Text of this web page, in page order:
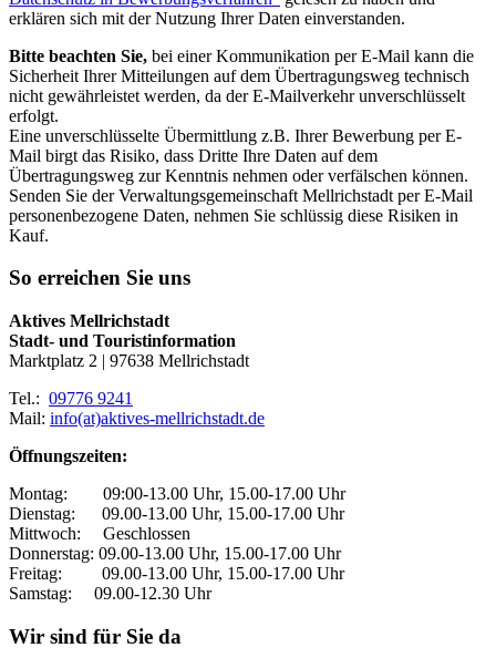
erklären sich mit der Nutzung Ihrer Daten einverstanden.
Bitte beachten Sie, bei einer Kommunikation per E-Mail kann die
Sicherheit Ihrer Mitteilungen auf dem Übertragungsweg technisch
nicht gewährleistet werden, da der E-Mailverkehr unverschlüsselt
erfolgt.
Eine unverschlüsselte Übermittlung z.B. Ihrer Bewerbung per E-
Mail birgt das Risiko, dass Dritte Ihre Daten auf dem
Übertragungsweg zur Kenntnis nehmen oder verfälschen können.
Senden Sie der Verwaltungsgemeinschaft Mellrichstadt per E-Mail
personenbezogene Daten, nehmen Sie schlüssig diese Risiken in
Kauf.
So erreichen Sie uns
Aktives Mellrichstadt
Stadt- und Touristinformation
Marktplatz 2 | 97638 Mellrichstadt
Tel.: 09776 9241
Mail: info(at)aktives-mellrichstadt.de
Öffnungszeiten:
Montag: 09:00-13.00 Uhr, 15.00-17.00 Uhr
Dienstag: 09.00-13.00 Uhr, 15.00-17.00 Uhr
Mittwoch: Geschlossen
Donnerstag: 09.00-13.00 Uhr, 15.00-17.00 Uhr
Freitag: 09.00-13.00 Uhr, 15.00-17.00 Uhr
Samstag: 09.00-12.30 Uhr
Wir sind für Sie da